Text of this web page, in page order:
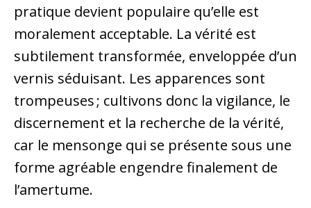
pratique devient populaire qu’elle est
moralement acceptable. La vérité est
subtilement transformée, enveloppée d’un
vernis séduisant. Les apparences sont
trompeuses ; cultivons donc la vigilance, le
discernement et la recherche de la vérité,
car le mensonge qui se présente sous une
forme agréable engendre finalement de
l’amertume.